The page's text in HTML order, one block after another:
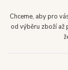
Chceme, aby pro
od výběru zboží až